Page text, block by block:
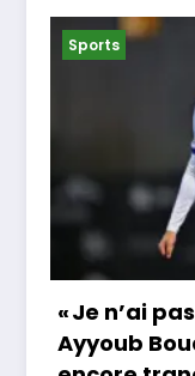
Sports
Un tournoi
foot en